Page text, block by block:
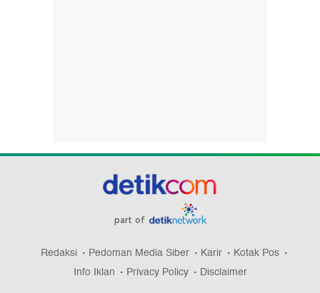
part of
Redaksi Pedoman Media Siber Karir
Kotak Pos
Info Iklan
Privacy Policy Disclaimer